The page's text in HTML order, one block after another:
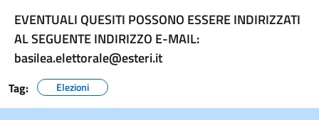
EVENTUALI QUESITI POSSONO ESSERE INDIRIZZATI
AL SEGUENTE INDIRIZZO E-MAIL:
basilea.elettorale@esteri.it
Tag: Elezioni